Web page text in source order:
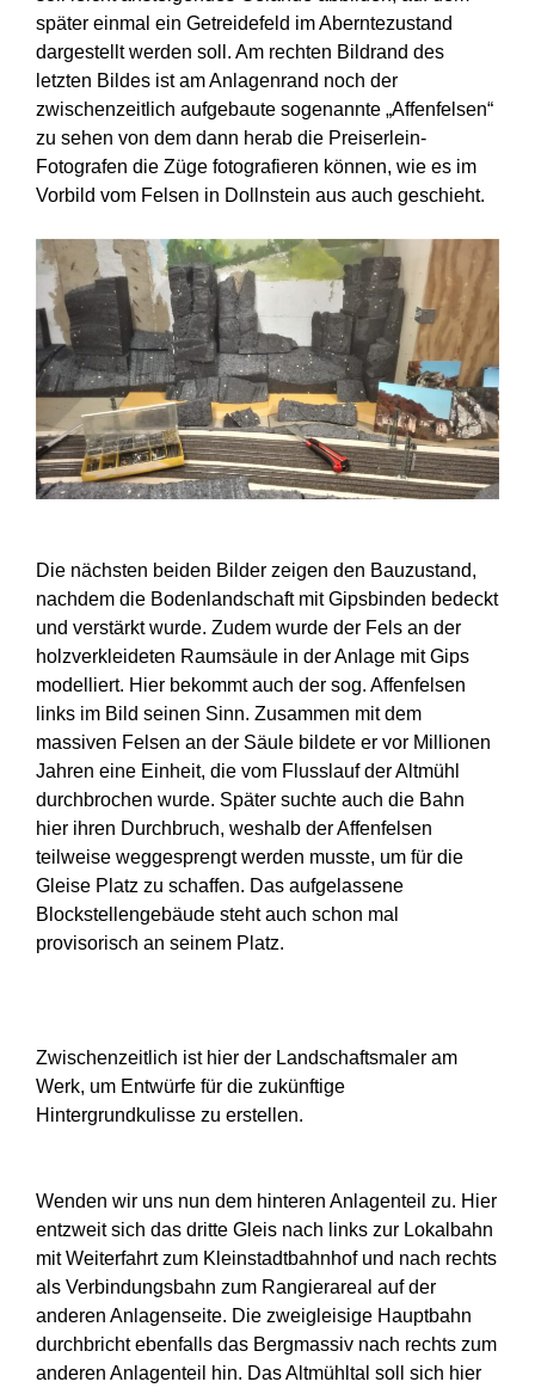
später einmal ein Getreidefeld im Aberntezustand
dargestellt werden soll. Am rechten Bildrand des
letzten Bildes ist am Anlagenrand noch der
zwischenzeitlich aufgebaute sogenannte „Affenfelsen“
zu sehen von dem dann herab die Preiserlein-
Fotografen die Züge fotografieren können, wie es im
Vorbild vom Felsen in Dollnstein aus auch geschieht.
Die nächsten beiden Bilder zeigen den Bauzustand,
nachdem die Bodenlandschaft mit Gipsbinden bedeckt
und verstärkt wurde. Zudem wurde der Fels an der
holzverkleideten Raumsäule in der Anlage mit Gips
modelliert. Hier bekommt auch der sog. Affenfelsen
links im Bild seinen Sinn. Zusammen mit dem
massiven Felsen an der Säule bildete er vor Millionen
Jahren eine Einheit, die vom Flusslauf der Altmühl
durchbrochen wurde. Später suchte auch die Bahn
hier ihren Durchbruch, weshalb der Affenfelsen
teilweise weggesprengt werden musste, um für die
Gleise Platz zu schaffen. Das aufgelassene
Blockstellengebäude steht auch schon mal
provisorisch an seinem Platz.
Zwischenzeitlich ist hier der Landschaftsmaler am
Werk, um Entwürfe für die zukünftige
Hintergrundkulisse zu erstellen.
Wenden wir uns nun dem hinteren Anlagenteil zu. Hier
entzweit sich das dritte Gleis nach links zur Lokalbahn
mit Weiterfahrt zum Kleinstadtbahnhof und nach rechts
als Verbindungsbahn zum Rangierareal auf der
anderen Anlagenseite. Die zweigleisige Hauptbahn
durchbricht ebenfalls das Bergmassiv nach rechts zum
anderen Anlagenteil hin. Das Altmühltal soll sich hier